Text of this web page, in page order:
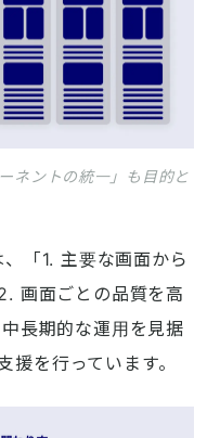
ネントの統一」も目的と
「1. 主要な画面から
画面ごとの品質を高
長期的な運用を見据
援を行っています。